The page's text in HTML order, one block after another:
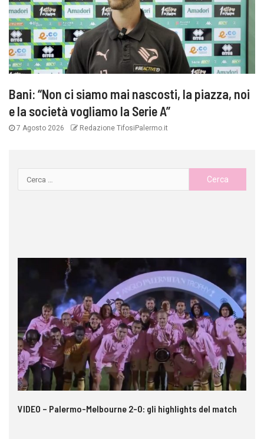
Bani: “Non ci siamo mai nascosti, la piazza, noi
e la società vogliamo la Serie A”
7 Agosto 2026 Redazione TifosiPalermo.it
VIDEO – Palermo-Melbourne 2-0: gli highlights del match